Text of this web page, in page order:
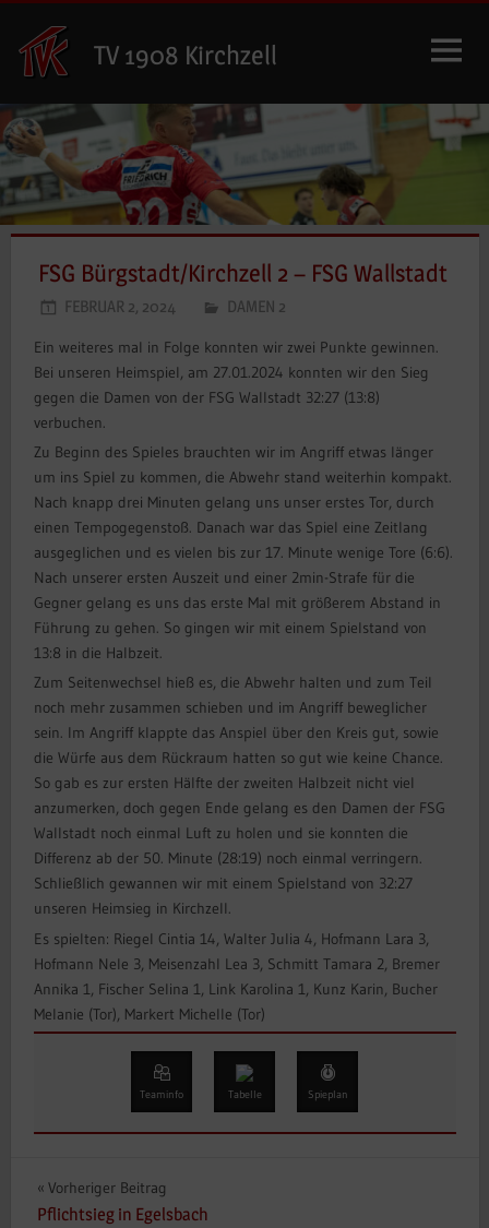
Inhalt
springen
TV 1908 Kirchzell
FSG Bürgstadt/Kirchzell 2 – FSG Wallstadt
FEBRUAR 2, 2024 DAMEN 2
Ein weiteres mal in Folge konnten wir zwei Punkte gewinnen.
Bei unseren Heimspiel, am 27.01.2024 konnten wir den Sieg
gegen die Damen von der FSG Wallstadt 32:27 (13:8)
verbuchen.
Zu Beginn des Spieles brauchten wir im Angriff etwas länger
um ins Spiel zu kommen, die Abwehr stand weiterhin kompakt.
Nach knapp drei Minuten gelang uns unser erstes Tor, durch
einen Tempogegenstoß. Danach war das Spiel eine Zeitlang
ausgeglichen und es vielen bis zur 17. Minute wenige Tore (6:6).
Nach unserer ersten Auszeit und einer 2min-Strafe für die
Gegner gelang es uns das erste Mal mit größerem Abstand in
Führung zu gehen. So gingen wir mit einem Spielstand von
13:8 in die Halbzeit.
Zum Seitenwechsel hieß es, die Abwehr halten und zum Teil
noch mehr zusammen schieben und im Angriff beweglicher
sein. Im Angriff klappte das Anspiel über den Kreis gut, sowie
die Würfe aus dem Rückraum hatten so gut wie keine Chance.
So gab es zur ersten Hälfte der zweiten Halbzeit nicht viel
anzumerken, doch gegen Ende gelang es den Damen der FSG
Wallstadt noch einmal Luft zu holen und sie konnten die
Differenz ab der 50. Minute (28:19) noch einmal verringern.
Schließlich gewannen wir mit einem Spielstand von 32:27
unseren Heimsieg in Kirchzell.
Es spielten: Riegel Cintia 14, Walter Julia 4, Hofmann Lara 3,
Hofmann Nele 3, Meisenzahl Lea 3, Schmitt Tamara 2, Bremer
Annika 1, Fischer Selina 1, Link Karolina 1, Kunz Karin, Bucher
Melanie (Tor), Markert Michelle (Tor)
Teaminfo Tabelle Spieplan
Beitragsnavigation
Vorheriger Beitrag
Pflichtsieg in Egelsbach